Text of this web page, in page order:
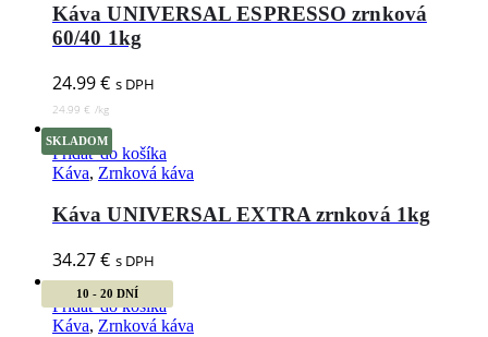
Káva UNIVERSAL ESPRESSO zrnková
60/40 1kg
24.99€ s DPH
24.99€ /kg
SKLADOM
Pridať do košíka
Káva, Zrnková káva
Káva UNIVERSAL EXTRA zrnková 1kg
34.27€ s DPH
10 - 20 DNÍ
Pridať do košíka
Káva, Zrnková káva